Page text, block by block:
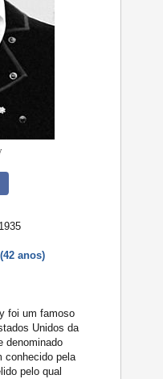
(42 anos)
foi um famoso
Unidos da
denominado
conhecido pela
pelo qual